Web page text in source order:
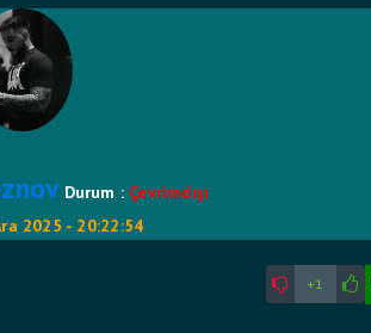
Durum : Çevrimdışı
2025 - 20:22:54
+1